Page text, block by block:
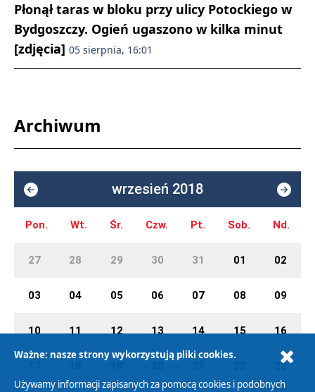
Płonął taras w bloku przy ulicy Potockiego w
Bydgoszczy. Ogień ugaszono w kilka minut
[zdjęcia] 05 sierpnia, 16:01
Archiwum
wrzesień 2018
Pon. Wt. Śr. Czw. Pt. Sob. Nd.
27 28 29 30 31 01 02
03 04 05 06 07 08 09
10 11 12 13 14 15 16
23
Ważne: nasze strony wykorzystują pliki cookies.
Używamy informacji zapisanych za pomocą cookies i podobnych